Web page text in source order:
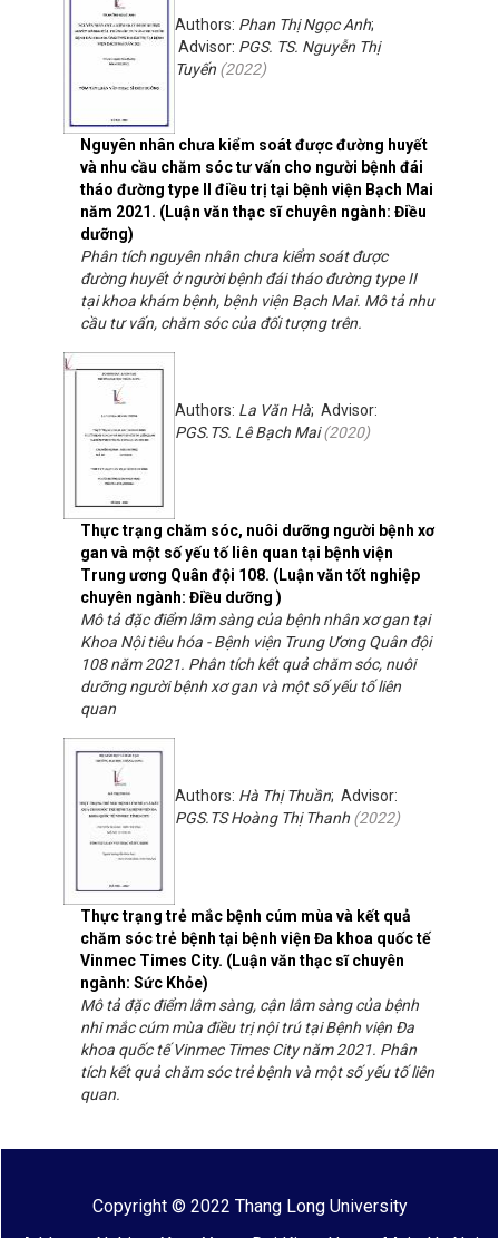
Nguyên nhân chưa kiểm soát được đường huyết
và nhu cầu chăm sóc tư vấn cho người bệnh đái
tháo đường type II điều trị tại bệnh viện Bạch Mai
năm 2021. (Luận văn thạc sĩ chuyên ngành: Điều
dưỡng)
Authors: Phan Thị Ngọc Anh;
Advisor: PGS. TS. Nguyễn Thị
Tuyến (2022)
Phân tích nguyên nhân chưa kiểm soát được
đường huyết ở người bệnh đái tháo đường type II
tại khoa khám bệnh, bệnh viện Bạch Mai. Mô tả nhu
cầu tư vấn, chăm sóc của đối tượng trên.
Thực trạng chăm sóc, nuôi dưỡng người bệnh xơ
gan và một số yếu tố liên quan tại bệnh viện
Trung ương Quân đội 108. (Luận văn tốt nghiệp
chuyên ngành: Điều dưỡng )
Authors: La Văn Hà; Advisor:
PGS.TS. Lê Bạch Mai(2020)
Mô tả đặc điểm lâm sàng của bệnh nhân xơ gan tại
Khoa Nội tiêu hóa - Bệnh viện Trung Ương Quân đội
108 năm 2021. Phân tích kết quả chăm sóc, nuôi
dưỡng người bệnh xơ gan và một số yếu tố liên
quan
Thực trạng trẻ mắc bệnh cúm mùa và kết quả
chăm sóc trẻ bệnh tại bệnh viện Đa khoa quốc tế
Vinmec Times City. (Luận văn thạc sĩ chuyên
ngành: Sức Khỏe)
Authors: Hà Thị Thuần; Advisor:
PGS.TS Hoàng Thị Thanh (2022)
Mô tả đặc điểm lâm sàng, cận lâm sàng của bệnh
nhi mắc cúm mùa điều trị nội trú tại Bệnh viện Đa
khoa quốc tế Vinmec Times City năm 2021. Phân
tích kết quả chăm sóc trẻ bệnh và một số yếu tố liên
quan.
Copyright © 2022 Thang Long University